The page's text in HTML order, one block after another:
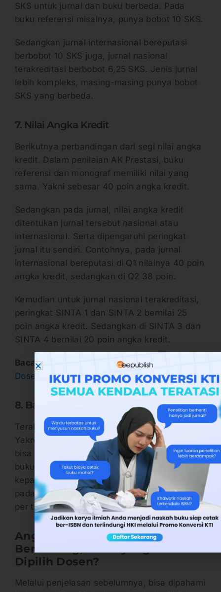
SKS untuk jurnal dan buku berbeda. Pada
buku referensi misalnya, punya bobot 10 SKS.
Sedangkan jurnal internasional bereputasi
berbobot 10 SKS juga, jurnal nasional
terakreditasi berbobot 6,25 SKS. Jenis jurnal
lebih kompleks, masing-masing punya bobot
SKS yang berbeda.
7. Nilai Angka Kredit
Berikutnya perbandingan dari segi nilai angka
kredit. Dalam penilaian AK Prestasi, buku
referensi dan monograf memiliki nilai yang
sama. Yakni sebesar 40 poin angka kredit.
Sedangkan pada jurnal, nilai angka kredit
ditentukan jurnal tersebut nasional atau
internasional. Serta dipengaruhi peringkat
jurnal itu sendiri. Contohnya, pada jurnal
internasional bereputasi di Q1 nilainya 40 poin
angka kredit, sedangkan di Q2 38 poin.
Kemudian untuk jurnal nasional terakreditasi,
peringkat SINTA 1 dan SINTA 2 bernilai 25
poin angka kredit. Sedangkan di SINTA 3 dan
SINTA 4 bernilai 20 poin angka kredit.
Baca juga:
Skema Perhitungan Angka Kredit
Dosen Terbaru
8. Batas Kepatutan dalam AK Prestasi
Terakhir, adalah dari aspek batas kepatutan.
Yakni batas maksimal publikasi ilmiah yang
bisa diklaim dalam penilaian AK Prestasi. Pada
buku referensi dan monograf, ada batas
kepatutan 1 judul saja per tahun. Sedangkan
pada jurnal batas kepatutan 2 artikel ilmiah
per tahun.
Angka Kredit: Jurnal vs Buku
Berimbang, Mana yang Harus
Dipilih Dosen?
Melalui penjelasan sebelumnya, bisa dipahami